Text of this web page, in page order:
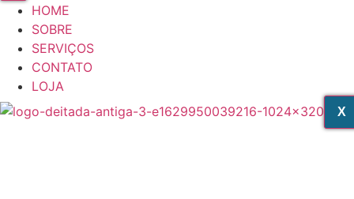
HOME
SOBRE
SERVIÇOS
CONTATO
LOJA
X